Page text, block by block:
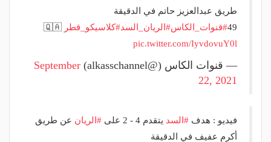
طريق عبدالعزيز حاتم في الدقيقة
49#قنوات_الكاس#الريان_السد#كلاسيكو_قطر
pic.twitter.com/IyvdovuY0l
— قنوات الكاس (@alkasschannel)
September
22, 2021
فيديو : هدف #السد يتقدم 4 - 2 على #الريان عن طريق
أكرم عفيف في الدقيقة